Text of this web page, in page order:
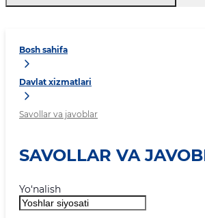
Bosh sahifa
Davlat xizmatlari
Savollar va javoblar
SAVOLLAR VA
Yo‘nalish